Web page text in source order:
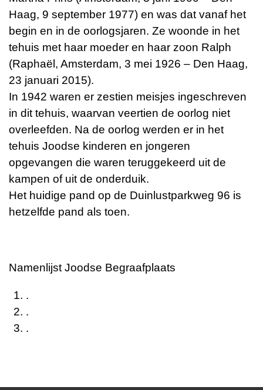
Haag, 9 september 1977) en was dat vanaf het
begin en in de oorlogsjaren. Ze woonde in het
tehuis met haar moeder en haar zoon Ralph
(Raphaël, Amsterdam, 3 mei 1926 – Den Haag,
23 januari 2015).
In 1942 waren er zestien meisjes ingeschreven
in dit tehuis, waarvan veertien de oorlog niet
overleefden. Na de oorlog werden er in het
tehuis Joodse kinderen en jongeren
opgevangen die waren teruggekeerd uit de
kampen of uit de onderduik.
Het huidige pand op de Duinlustparkweg 96 is
hetzelfde pand als toen.
Namenlijst Joodse Begraafplaats
.
.
.